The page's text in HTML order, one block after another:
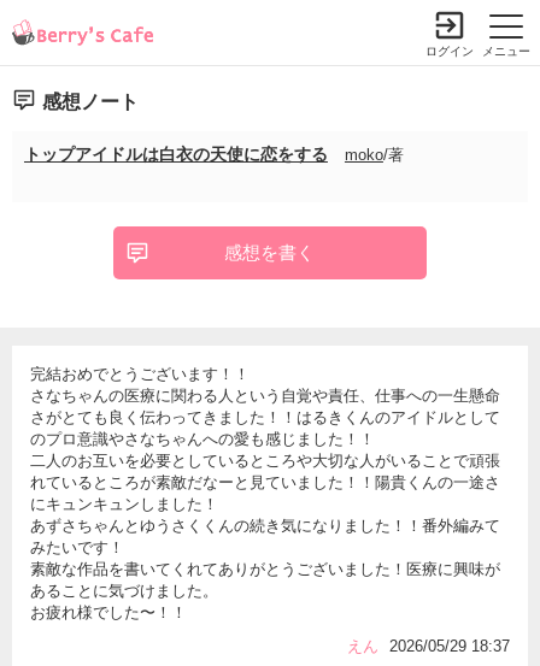
メニュー
ログイン
感想ノート
トップアイドルは白衣の天使に恋をする moko/著
感想を書く
完結おめでとうございます！！
さなちゃんの医療に関わる人という自覚や責任、仕事への一生懸命
さがとても良く伝わってきました！！はるきくんのアイドルとして
のプロ意識やさなちゃんへの愛も感じました！！
二人のお互いを必要としているところや大切な人がいることで頑張
れているところが素敵だなーと見ていました！！陽貴くんの一途さ
にキュンキュンしました！
あずさちゃんとゆうさくくんの続き気になりました！！番外編みて
みたいです！
素敵な作品を書いてくれてありがとうございました！医療に興味が
あることに気づけました。
お疲れ様でした〜！！
えん
2026/05/29 18:37